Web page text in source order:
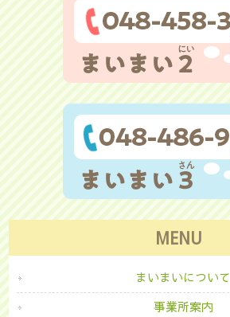
MENU
まいまいについて
事業所案内